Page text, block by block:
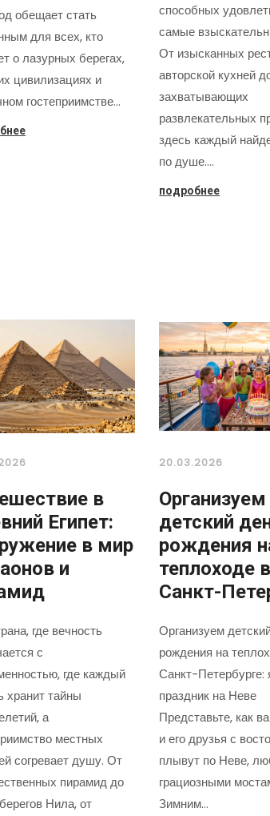
обещает стать
для всех, кто
о лазурных берегах,
цивилизациях и
гостеприимстве…
способных
самые
От изысканных
авторской кухней
захватывающих
развлекательных
здесь каждый
по душе.…
подробнее
в
Египет:
в мир
и
где вечность
с
где каждый
хранит тайны
а
местных
согревает душу. От
пирамид до
Нила, от
20.03.2026
Организуем
детский
рождения
теплоходе в
Санкт-
Организуем
рождения на
Санкт-Петербурге:
праздник на Неве
Представьте, как
и его друзья с
плывут по Неве,
грациозными
Зимним…